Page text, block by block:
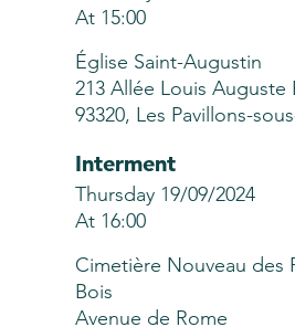
At 15:00
Église Saint-Augustin
213 Allée Louis Auguste
93320, Les Pavillons-
Interment
Thursday 19/09/2024
At 16:00
Cimetière Nouveau des
Bois
Avenue de Rome